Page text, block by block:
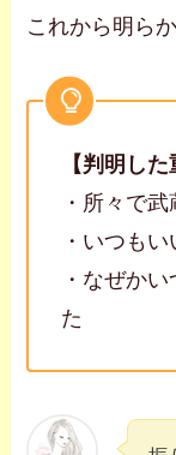
これから明ら
【判明し
・所々で
・いつも
・なぜか
た